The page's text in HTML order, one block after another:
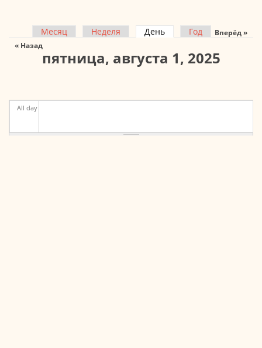
Главные вкладки
Месяц Неделя День (активная вкладка)
Год
пятница, августа 1, 2025
« Назад
Вперёд »
All day